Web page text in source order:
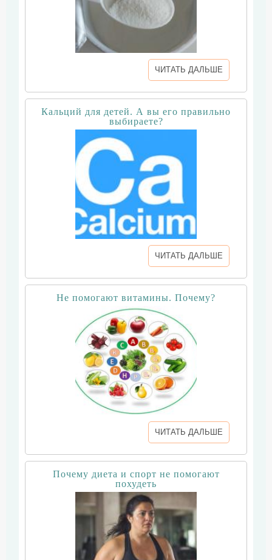
ЧИТАТЬ ДАЛЬШЕ
Кальций для детей. А вы его правильно
выбираете?
ЧИТАТЬ ДАЛЬШЕ
Не помогают витамины. Почему?
ЧИТАТЬ ДАЛЬШЕ
Почему диета и спорт не помогают
похудеть